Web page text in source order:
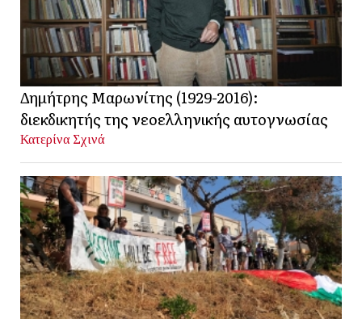
Δημήτρης Μαρωνίτης (1929-2016):
διεκδικητής της νεοελληνικής αυτογνωσίας
Κατερίνα Σχινά